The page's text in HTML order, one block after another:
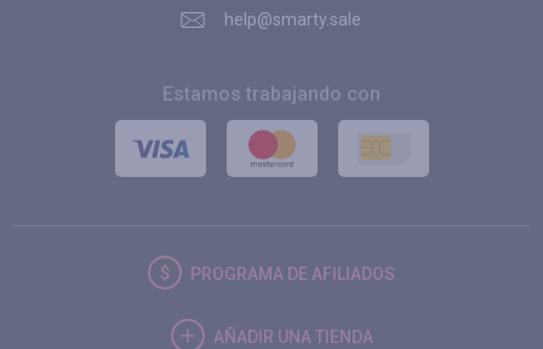
help@smarty.sale
Estamos trabajando con
PROGRAMA DE AFILIADOS
AÑADIR UNA TIENDA